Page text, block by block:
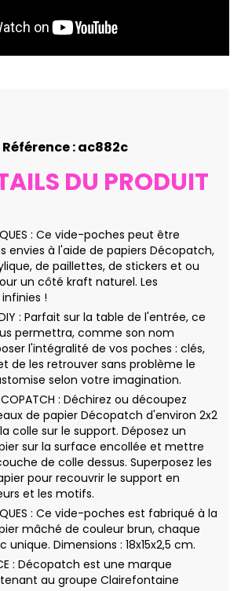
Référence : ac882c
DU PRODUIT
: Ce vide-poches peut être
envies à l'aide de papiers Décopatch,
de paillettes, de stickers et ou
un côté kraft naturel. Les
!
DIY : Parfait sur la table de l'entrée, ce
permettra, comme son nom
l'intégralité de vos poches : clés,
de les retrouver sans problème le
selon votre imagination.
: Déchirez ou découpez
de papier Décopatch d'environ 2x2
colle sur le support. Déposez un
sur la surface encollée et mettre
de colle dessus. Superposez les
pour recouvrir le support en
et les motifs.
: Ce vide-poches est fabriqué à la
mâché de couleur brun, chaque
Dimensions : 18x15x2,5 cm.
: Décopatch est une marque
au groupe Clairefontaine